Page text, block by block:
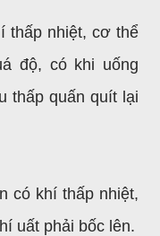
thấp nhiệt, cơ thể
độ, có khi uống
thấp quấn quít lại
có khí thấp nhiệt,
uất phải bốc lên.